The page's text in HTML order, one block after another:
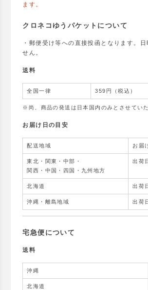
ます。
クロネコゆうパケットについて
・郵便受け等への直接投函となります。日
せん。
送料
全国一律 359円（税込）
※尚、商品の発送は日本国内のみとさせていた
お届け日の目安
配送地域 お届
東北・関東・中部・
関西・中国・四国・九州地方
出荷
北海道 出荷
沖縄・離島地域 出荷
宅急便について
送料
沖縄
北海道